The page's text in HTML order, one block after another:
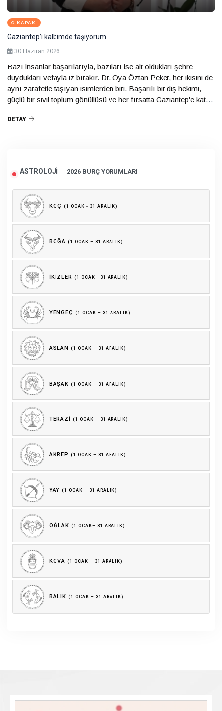
KAPAK
Gaziantep’i kalbimde taşıyorum
30 Haziran 2026
Bazı insanlar başarılarıyla, bazıları ise ait oldukları şehre
duydukları vefayla iz bırakır. Dr. Oya Öztan Peker, her ikisini de
aynı zarafetle taşıyan isimlerden biri. Başarılı bir diş hekimi,
güçlü bir sivil toplum gönüllüsü ve her fırsatta Gaziantep'e katkı
sürdürdüğü başarılı kariyerine rağmen köklerinden hiç
DETAY
ASTROLOJI 2026 BURÇ YORUMLARI
KOÇ (1 OCAK - 31 ARALIK)
BOĞA (1 OCAK – 31 ARALIK)
İKIZLER (1 OCAK –31 ARALIK)
YENGEÇ (1 OCAK – 31 ARALIK)
ASLAN (1 OCAK – 31 ARALIK)
BAŞAK (1 OCAK – 31 ARALIK)
TERAZI (1 OCAK – 31 ARALIK)
AKREP (1 OCAK – 31 ARALIK)
YAY (1 OCAK – 31 ARALIK)
OĞLAK (1 OCAK– 31 ARALIK)
KOVA (1 OCAK – 31 ARALIK)
BALIK (1 OCAK – 31 ARALIK)